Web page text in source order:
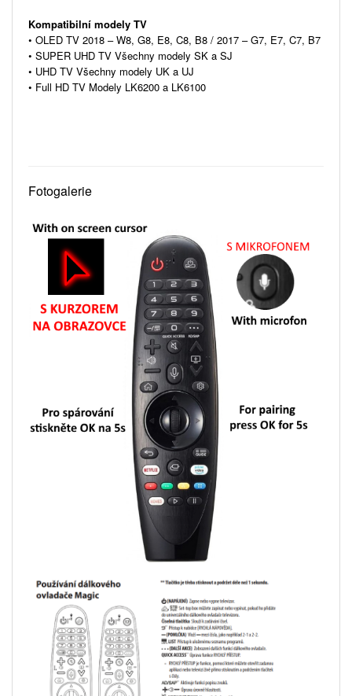
Kompatibilní modely TV
• OLED TV 2018 – W8, G8, E8, C8, B8 / 2017 – G7, E7, C7, B7
• SUPER UHD TV Všechny modely SK a SJ
• UHD TV Všechny modely UK a UJ
• Full HD TV Modely LK6200 a LK6100
Fotogalerie